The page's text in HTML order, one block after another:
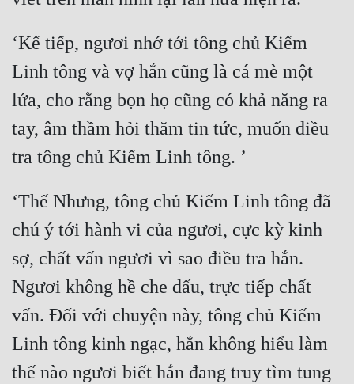
Cổ Tiên Hiệp
Cổ Đại
Du Hí
Dã Sử
Dị Năng
Gia Đấu
Góc Nhìn Nam
Góc Nhìn Nữ
‘Kế tiếp, ngươi nhớ tới tông chủ Kiếm
Linh tông và vợ hắn cũng là cá mè một
lứa, cho rằng bọn họ cũng có khả năng ra
tay, âm thầm hỏi thăm tin tức, muốn điều
‘Thế Nhưng, tông chủ Kiếm Linh tông đã
chú ý tới hành vi của ngươi, cực kỳ kinh
sợ, chất vấn ngươi vì sao điều tra hắn.
Ngươi không hề che dấu, trực tiếp chất
vấn. Đối với chuyện này, tông chủ Kiếm
Linh tông kinh ngạc, hắn không hiểu làm
thế nào ngươi biết hắn đang truy tìm tung